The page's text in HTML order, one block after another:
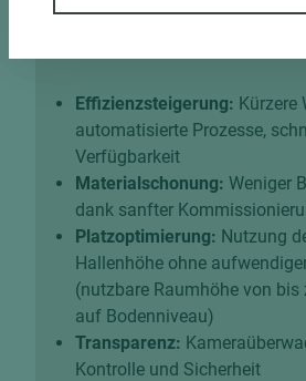
Effizienzsteigerung: Kürzere
automatisierte Prozesse,
Verfügbarkeit
Materialschonung: Weniger
dank sanfter
Platzoptimierung: Nutzung
Hallenhöhe ohne
(nutzbare Raumhöhe von bis
auf Bodenniveau)
Transparenz:
Kontrolle und Sicherheit